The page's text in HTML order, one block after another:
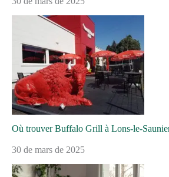
Où trouver Buffalo Grill à Lons-le-
30 de mars de 2025